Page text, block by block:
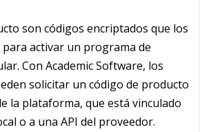
son códigos encriptados que los
activar un programa de
Con Academic Software, los
solicitar un código de producto
la plataforma, que está vinculado
o a una API del proveedor.